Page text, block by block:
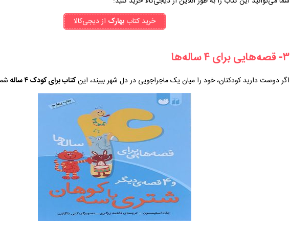
خرید کتاب بهارک از دیجی‌کالا
۳- قصه‌هایی برای ۴ ساله‌ها
اگر دوست دارید کودکتان، خود را میان یک ماجراجویی در دل شهر ببیند، اینکتاب برای کودک ۴ ساله